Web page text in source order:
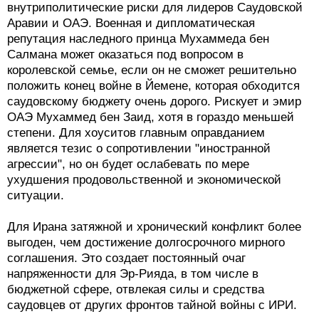
внутриполитические риски для лидеров Саудовской
Аравии и ОАЭ. Военная и дипломатическая
репутация наследного принца Мухаммеда бен
Салмана может оказаться под вопросом в
королевской семье, если он не сможет решительно
положить конец войне в Йемене, которая обходится
саудовскому бюджету очень дорого. Рискует и эмир
ОАЭ Мухаммед бен Заид, хотя в гораздо меньшей
степени. Для хоуситов главным оправданием
является тезис о сопротивлении "иностранной
агрессии", но он будет ослабевать по мере
ухудшения продовольственной и экономической
ситуации.
Для Ирана затяжной и хронический конфликт более
выгоден, чем достижение долгосрочного мирного
соглашения. Это создает постоянный очаг
напряженности для Эр-Рияда, в том числе в
бюджетной сфере, отвлекая силы и средства
саудовцев от других фронтов тайной войны с ИРИ.